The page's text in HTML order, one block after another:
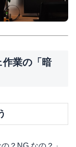
業の「暗